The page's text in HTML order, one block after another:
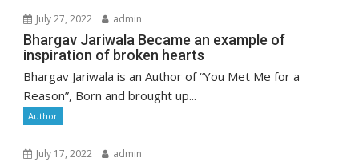
July 27, 2022 admin
Bhargav Jariwala Became an example of
inspiration of broken hearts
Bhargav Jariwala is an Author of “You Met Me for a
Reason”, Born and brought up...
Author
July 17, 2022 admin